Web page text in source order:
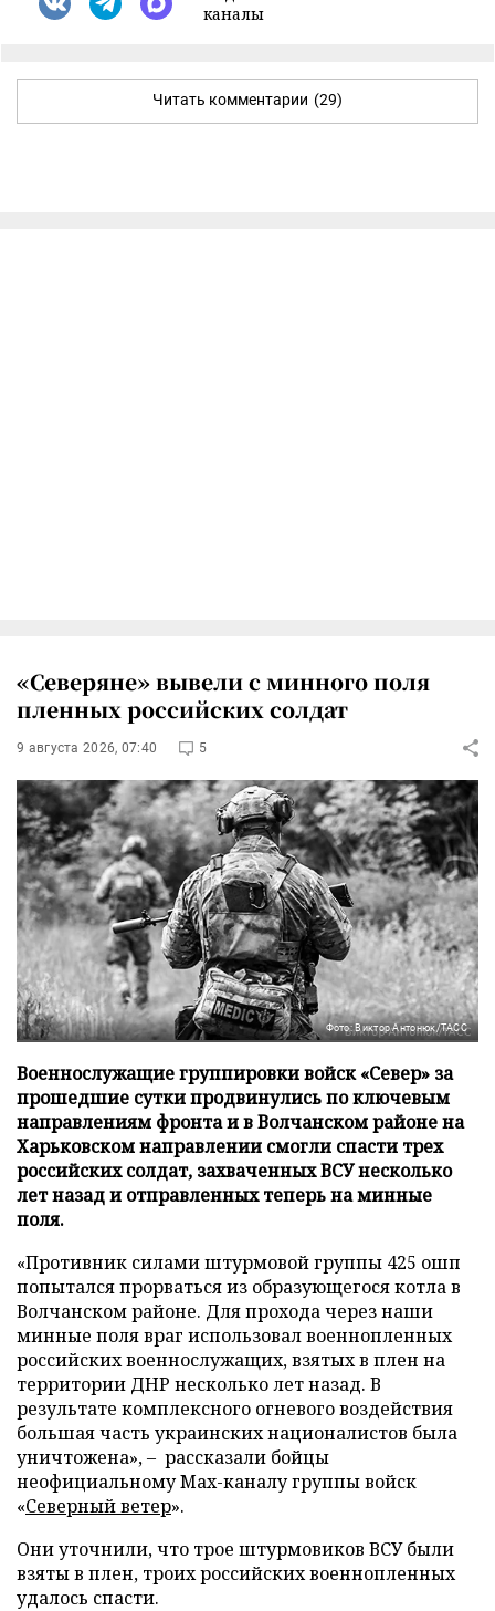
каналы
Читать комментарии (29)
«Северяне» вывели с минного поля
пленных российских солдат
9 августа 2026, 07:40 5
Фото: Виктор Антонюк/ТАСС
Военнослужащие группировки войск «Север» за
прошедшие сутки продвинулись по ключевым
направлениям фронта и в Волчанском районе на
Харьковском направлении смогли спасти трех
российских солдат, захваченных ВСУ несколько
лет назад и отправленных теперь на минные
поля.
«Противник силами штурмовой группы 425 ошп
попытался прорваться из образующегося котла в
Волчанском районе. Для прохода через наши
минные поля враг использовал военнопленных
российских военнослужащих, взятых в плен на
территории ДНР несколько лет назад. В
результате комплексного огневого воздействия
большая часть украинских националистов была
уничтожена», – рассказали бойцы
неофициальному Max-каналу группы войск
«Северный ветер».
Они уточнили, что трое штурмовиков ВСУ были
взяты в плен, троих российских военнопленных
удалось спасти.